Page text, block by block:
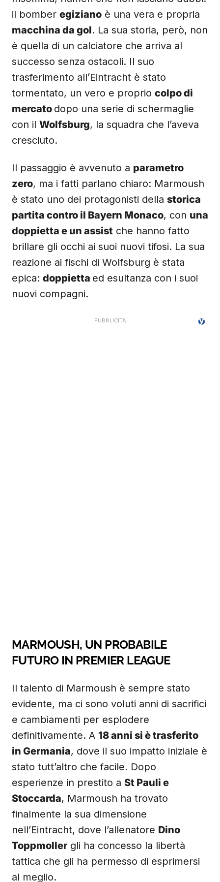
il bomber egiziano è una vera e propria
macchina da gol. La sua storia, però, non
è quella di un calciatore che arriva al
successo senza ostacoli. Il suo
trasferimento all’Eintracht è stato
tormentato, un vero e proprio colpo di
mercato dopo una serie di schermaglie
con il Wolfsburg, la squadra che l’aveva
cresciuto.
Il passaggio è avvenuto a parametro
zero, ma i fatti parlano chiaro: Marmoush
è stato uno dei protagonisti della storica
partita contro il Bayern Monaco, con una
doppietta e un assist che hanno fatto
brillare gli occhi ai suoi nuovi tifosi. La sua
reazione ai fischi di Wolfsburg è stata
epica: doppietta ed esultanza con i suoi
nuovi compagni.
MARMOUSH, UN PROBABILE
FUTURO IN PREMIER LEAGUE
Il talento di Marmoush è sempre stato
evidente, ma ci sono voluti anni di sacrifici
e cambiamenti per esplodere
definitivamente. A 18 anni si è trasferito
in Germania, dove il suo impatto iniziale è
stato tutt’altro che facile. Dopo
esperienze in prestito a St Pauli e
Stoccarda, Marmoush ha trovato
finalmente la sua dimensione
nell’Eintracht, dove l’allenatore Dino
Toppmoller gli ha concesso la libertà
tattica che gli ha permesso di esprimersi
al meglio.